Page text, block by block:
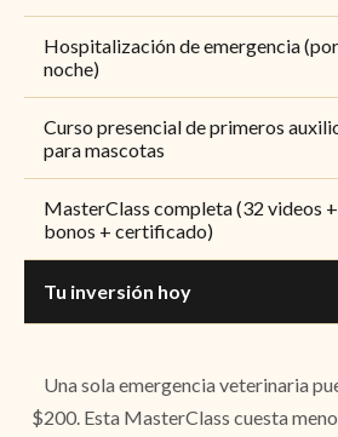
Hospitalización de emergencia (por
noche)
Curso presencial de primeros
para mascotas
MasterClass completa (32 videos
bonos + certificado)
Tu inversión hoy
Una sola emergencia veterinaria
$200. Esta MasterClass cuesta